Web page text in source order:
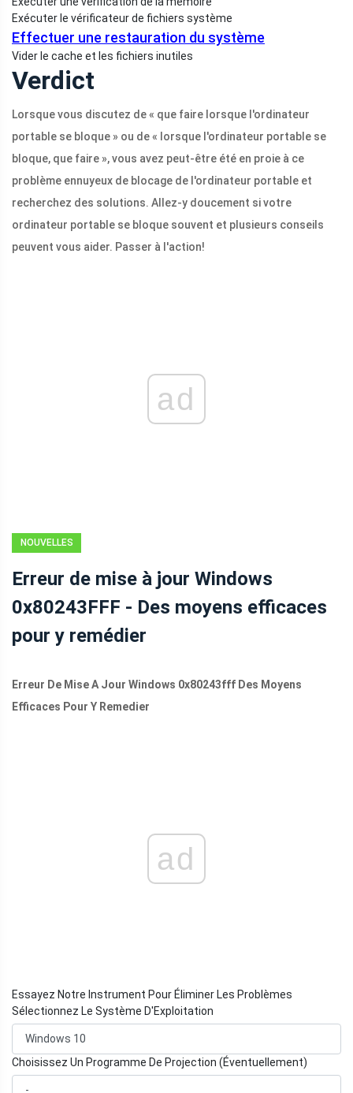
Exécuter le vérificateur de fichiers système
Effectuer une restauration du système
Vider le cache et les fichiers inutiles
Verdict
Lorsque vous discutez de « que faire lorsque l'ordinateur
portable se bloque » ou de « lorsque l'ordinateur portable se
bloque, que faire », vous avez peut-être été en proie à ce
problème ennuyeux de blocage de l'ordinateur portable et
recherchez des solutions. Allez-y doucement si votre
ordinateur portable se bloque souvent et plusieurs conseils
peuvent vous aider. Passer à l'action!
ad
NOUVELLES
Erreur de mise à jour Windows
0x80243FFF - Des moyens efficaces
pour y remédier
Erreur De Mise A Jour Windows 0x80243fff Des Moyens
Efficaces Pour Y Remedier
ad
Essayez Notre Instrument Pour Éliminer Les Problèmes
Sélectionnez Le Système D'Exploitation
Choisissez Un Programme De Projection (Éventuellement)